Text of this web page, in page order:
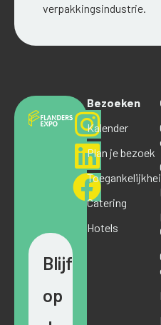
verpakkingsindustrie.
Blijf
op
Bezoeken
Kalender
Plan je bezoek
Catering
Hotels